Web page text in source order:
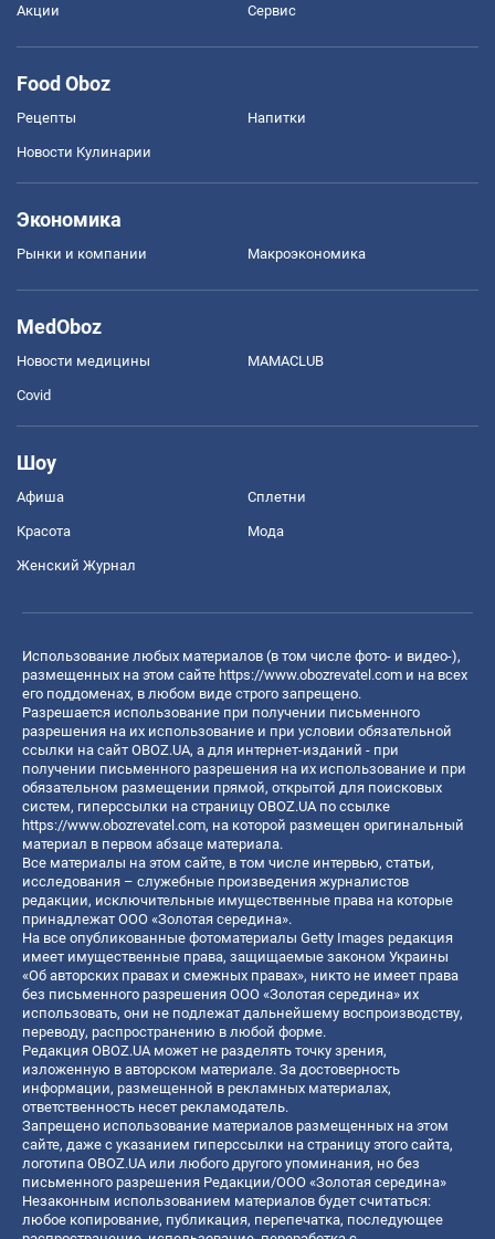
Акции Сервис
Food Oboz
Рецепты Напитки
Новости Кулинарии
Экономика
Рынки и компании Mакроэкономика
MedOboz
Новости медицины MAMACLUB
Covid
Шоу
Афиша Сплетни
Красота Мода
Женский Журнал
Использование любых материалов (в том числе фото- и видео-),
размещенных на этом сайте https://www.obozrevatel.com и на всех
его поддоменах, в любом виде строго запрещено.
Разрешается использование при получении письменного
разрешения на их использование и при условии обязательной
ссылки на сайт OBOZ.UA, а для интернет-изданий - при
получении письменного разрешения на их использование и при
обязательном размещении прямой, открытой для поисковых
систем, гиперссылки на страницу OBOZ.UA по ссылке
https://www.obozrevatel.com, на которой размещен оригинальный
материал в первом абзаце материала.
Все материалы на этом сайте, в том числе интервью, статьи,
исследования – служебные произведения журналистов
редакции, исключительные имущественные права на которые
принадлежат ООО «Золотая середина».
На все опубликованные фотоматериалы Getty Images редакция
имеет имущественные права, защищаемые законом Украины
«Об авторских правах и смежных правах», никто не имеет права
без письменного разрешения ООО «Золотая середина» их
использовать, они не подлежат дальнейшему воспроизводству,
переводу, распространению в любой форме.
Редакция OBOZ.UA может не разделять точку зрения,
изложенную в авторском материале. За достоверность
информации, размещенной в рекламных материалах,
ответственность несет рекламодатель.
Запрещено использование материалов размещенных на этом
сайте, даже с указанием гиперссылки на страницу этого сайта,
логотипа OBOZ.UA или любого другого упоминания, но без
письменного разрешения Редакции/ООО «Золотая середина»
Незаконным использованием материалов будет считаться:
любое копирование, публикация, перепечатка, последующее